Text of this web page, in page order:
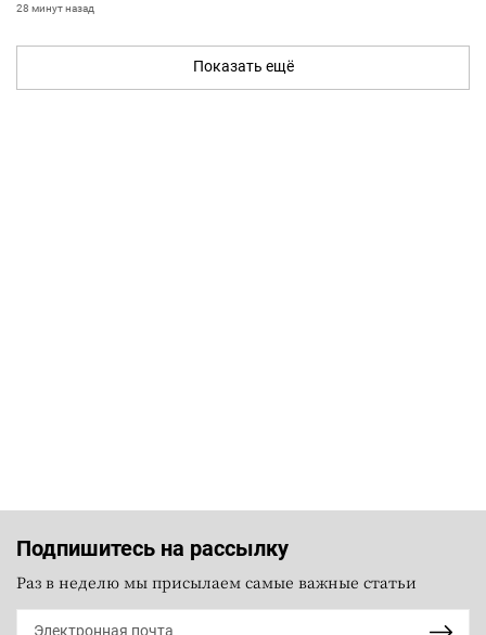
28 минут назад
Показать ещё
Подпишитесь на рассылку
Раз в неделю мы присылаем самые важные статьи